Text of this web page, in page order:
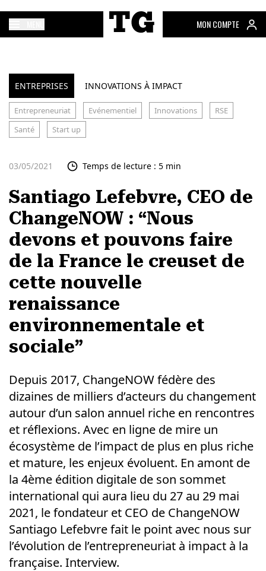
MON COMPTE
ENTREPRISES INNOVATIONS À IMPACT
Entrepreneuriat Evénementiel Innovations
RSE
Santé
Start up
03/05/2021 Temps de lecture : 5 min
Santiago Lefebvre, CEO de
ChangeNOW : “Nous
devons et pouvons faire
de la France le creuset de
cette nouvelle
renaissance
environnementale et
sociale”
Depuis 2017, ChangeNOW fédère des
dizaines de milliers d’acteurs du changement
autour d’un salon annuel riche en rencontres
et réflexions. Avec en ligne de mire un
écosystème de l’impact de plus en plus riche
et mature, les enjeux évoluent. En amont de
la 4ème édition digitale de son sommet
international qui aura lieu du 27 au 29 mai
2021, le fondateur et CEO de ChangeNOW
Santiago Lefebvre fait le point avec nous sur
l’évolution de l’entrepreneuriat à impact à la
française. Interview.